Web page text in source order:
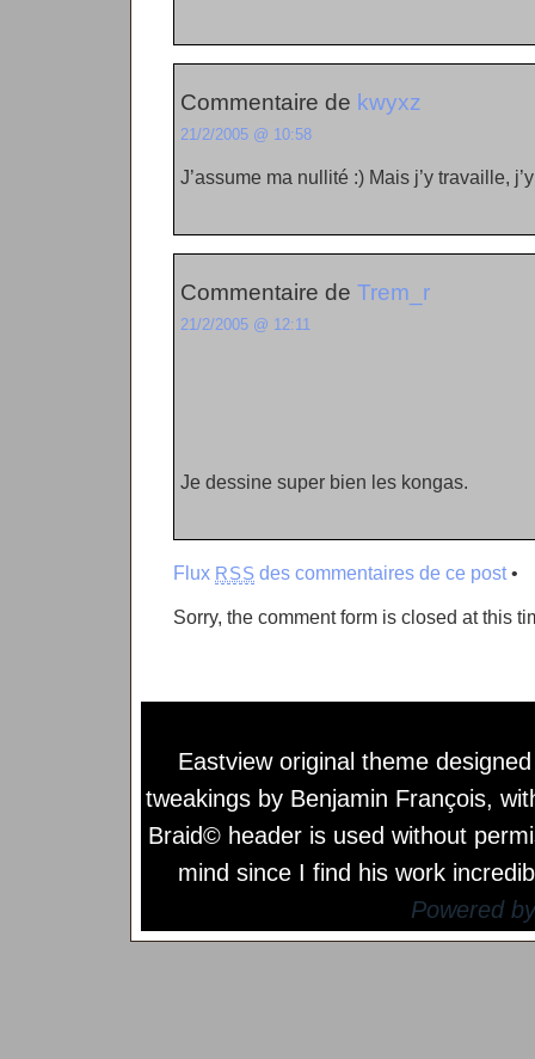
Commentaire de kwyxz
21/2/2005 @ 10:58
J’assume ma nullité :) Mais j’y travaille,
Commentaire de Trem_r
21/2/2005 @ 12:11
Je dessine super bien les kongas.
Flux RSS des commentaires de ce post•
Sorry, the comment form is closed at this
Eastview original theme
tweakings by Benjamin François,
Braid© header is used without
mind since I find his work
Powered